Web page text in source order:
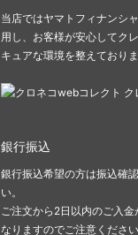
当店ではヤマトフィナンシ
用し、お客様が安心してク
キュアな環境を整えておりま
銀行振込
銀行振込希望の方は振込確
い。
ご注文から2日以内のご入
なりますのでご注意ください